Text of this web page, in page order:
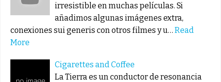
irresistible en muchas películas. Si
añadimos algunas imágenes extra,
conexiones sui generis con otros filmes y u… Read
More
Cigarettes and Coffee
La Tierra es un conductor de resonancia